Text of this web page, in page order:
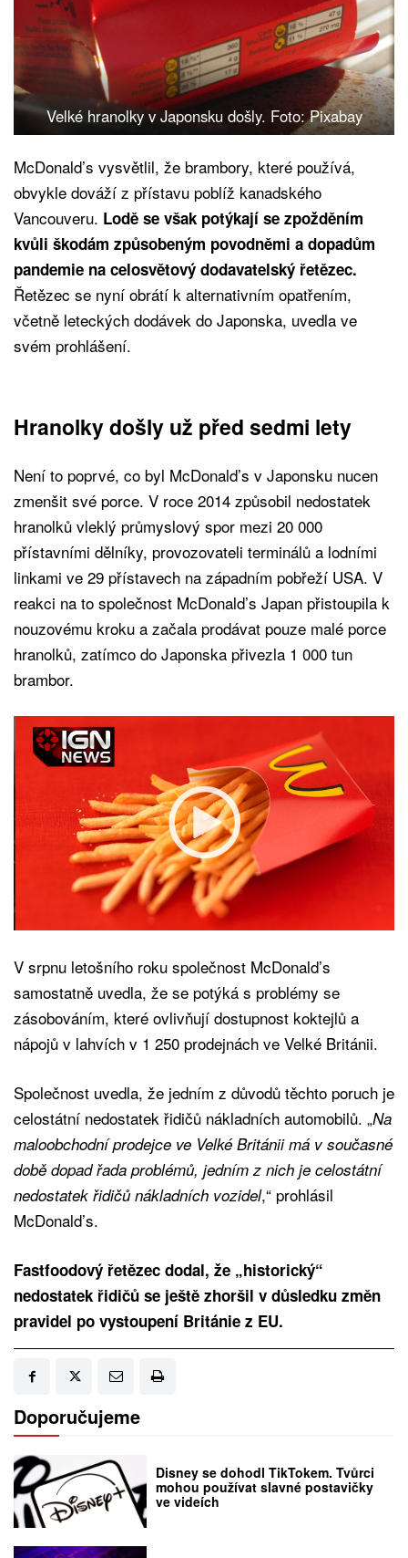
Velké hranolky v Japonsku došly. Foto: Pixabay
McDonald’s vysvětlil, že brambory, které používá,
obvykle dováží z přístavu poblíž kanadského
Vancouveru. Lodě se však potýkají se zpožděním
kvůli škodám způsobeným povodněmi a dopadům
pandemie na celosvětový dodavatelský řetězec.
Řetězec se nyní obrátí k alternativním opatřením,
včetně leteckých dodávek do Japonska, uvedla ve
svém prohlášení.
Hranolky došly už před sedmi lety
Není to poprvé, co byl McDonald’s v Japonsku nucen
zmenšit své porce. V roce 2014 způsobil nedostatek
hranolků vleklý průmyslový spor mezi 20 000
přístavními dělníky, provozovateli terminálů a lodními
linkami ve 29 přístavech na západním pobřeží USA. V
reakci na to společnost McDonald’s Japan přistoupila k
nouzovému kroku a začala prodávat pouze malé porce
hranolků, zatímco do Japonska přivezla 1 000 tun
brambor.
V srpnu letošního roku společnost McDonald’s
samostatně uvedla, že se potýká s problémy se
zásobováním, které ovlivňují dostupnost koktejlů a
nápojů v lahvích v 1 250 prodejnách ve Velké Británii.
Společnost uvedla, že jedním z důvodů těchto poruch je
celostátní nedostatek řidičů nákladních automobilů. „Na
maloobchodní prodejce ve Velké Británii má v současné
době dopad řada problémů, jedním z nich je celostátní
nedostatek řidičů nákladních vozidel,“ prohlásil
McDonald’s.
Fastfoodový řetězec dodal, že „historický“
nedostatek řidičů se ještě zhoršil v důsledku změn
pravidel po vystoupení Británie z EU.
Doporučujeme
Disney se dohodl TikTokem. Tvůrci
mohou používat slavné postavičky
ve videích